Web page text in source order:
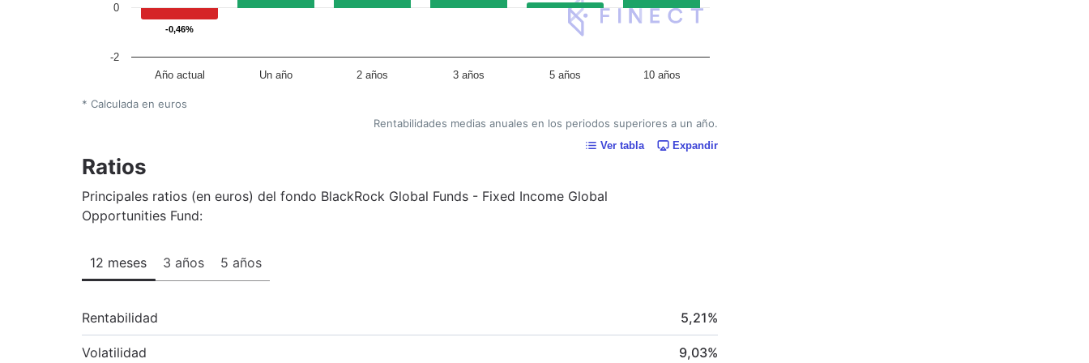
-0,46%
-0,46%
Año actual Un año 2 años 3 años 5 años 10 años
-2
0
* Calculada en euros
Rentabilidades medias anuales en los periodos superiores a un año.
Ver tabla Expandir
Ratios
Principales ratios (en euros) del fondo BlackRock Global Funds - Fixed Income Global
Opportunities Fund:
12 meses 3 años 5 años
Rentabilidad 5,21%
Volatilidad 9,03%